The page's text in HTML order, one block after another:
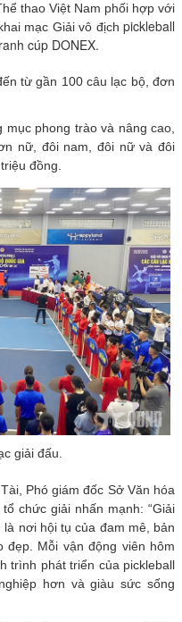
thao Việt Nam phối hợp với
mạc Giải vô địch pickleball
cúp DONEX.
từ gần 100 câu lạc bộ, đơn
phong trào và nâng cao,
nữ, đôi nam, đôi nữ và đôi
đồng.
giải đấu.
Phó giám đốc Sở Văn hóa
chức giải nhấn mạnh: “Giải
nơi hội tụ của đam mê, bản
đẹp. Mỗi vận động viên hôm
trình phát triển của pickleball
hơn và giàu sức sống